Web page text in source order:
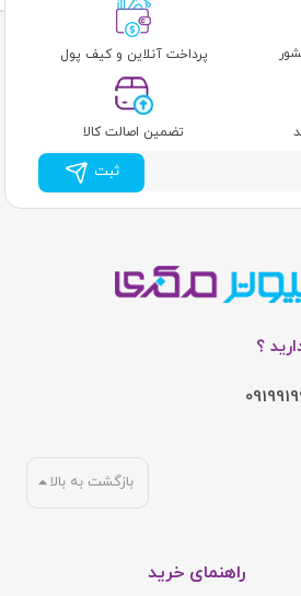
پرداخت آنلاین و کیف پول
تضمین اصالت کالا
ثبت
؟
راهنمای خرید
بازگشت به بالا